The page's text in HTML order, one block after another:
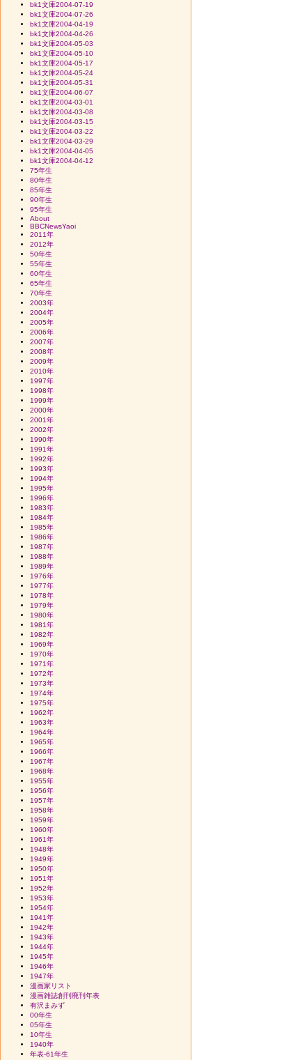
bk1文庫2004-07-19
bk1文庫2004-07-26
bk1文庫2004-04-19
bk1文庫2004-04-26
bk1文庫2004-05-03
bk1文庫2004-05-10
bk1文庫2004-05-17
bk1文庫2004-05-24
bk1文庫2004-05-31
bk1文庫2004-06-07
bk1文庫2004-03-01
bk1文庫2004-03-08
bk1文庫2004-03-15
bk1文庫2004-03-22
bk1文庫2004-03-29
bk1文庫2004-04-05
bk1文庫2004-04-12
75年生
80年生
85年生
90年生
95年生
About
BBCNewsYaoi
2011年
2012年
50年生
55年生
60年生
65年生
70年生
2003年
2004年
2005年
2006年
2007年
2008年
2009年
2010年
1997年
1998年
1999年
2000年
2001年
2002年
1990年
1991年
1992年
1993年
1994年
1995年
1996年
1983年
1984年
1985年
1986年
1987年
1988年
1989年
1976年
1977年
1978年
1979年
1980年
1981年
1982年
1969年
1970年
1971年
1972年
1973年
1974年
1975年
1962年
1963年
1964年
1965年
1966年
1967年
1968年
1955年
1956年
1957年
1958年
1959年
1960年
1961年
1948年
1949年
1950年
1951年
1952年
1953年
1954年
1941年
1942年
1943年
1944年
1945年
1946年
1947年
漫画家リスト
漫画雑誌創刊廃刊年表
有沢まみず
00年生
05年生
10年生
1940年
年表-61年生